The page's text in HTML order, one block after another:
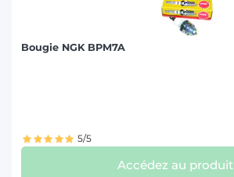
Bougie NGK BPM7A
5/5
Accédez au produit